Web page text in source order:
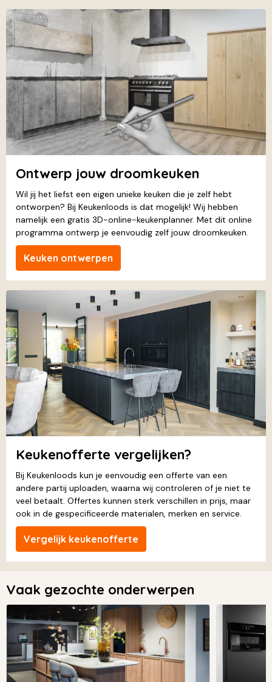
Ontwerp jouw droomkeuken
Wil jij het liefst een eigen unieke keuken die je zelf hebt
ontworpen? Bij Keukenloods is dat mogelijk! Wij hebben
namelijk een gratis 3D-online-keukenplanner. Met dit online
programma ontwerp je eenvoudig zelf jouw droomkeuken.
Keuken ontwerpen
Keukenofferte vergelijken?
Bij Keukenloods kun je eenvoudig een offerte van een
andere partij uploaden, waarna wij controleren of je niet te
veel betaalt. Offertes kunnen sterk verschillen in prijs, maar
ook in de gespecificeerde materialen, merken en service.
Vergelijk keukenofferte
Vaak gezochte onderwerpen